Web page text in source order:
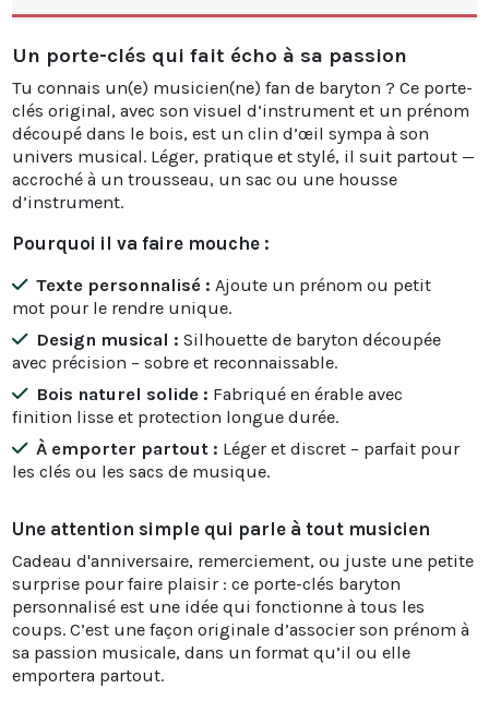
Un porte-clés qui fait écho à sa passion
Tu connais un(e) musicien(ne) fan de baryton ? Ce porte-
clés original, avec son visuel d’instrument et un prénom
découpé dans le bois, est un clin d’œil sympa à son
univers musical. Léger, pratique et stylé, il suit partout —
accroché à un trousseau, un sac ou une housse
d’instrument.
Pourquoi il va faire mouche :
Texte personnalisé : Ajoute un prénom ou petit
mot pour le rendre unique.
Design musical : Silhouette de baryton découpée
avec précision – sobre et reconnaissable.
Bois naturel solide : Fabriqué en érable avec
finition lisse et protection longue durée.
À emporter partout : Léger et discret – parfait pour
les clés ou les sacs de musique.
Une attention simple qui parle à tout musicien
Cadeau d'anniversaire, remerciement, ou juste une petite
surprise pour faire plaisir : ce porte-clés baryton
personnalisé est une idée qui fonctionne à tous les
coups. C’est une façon originale d’associer son prénom à
sa passion musicale, dans un format qu’il ou elle
emportera partout.